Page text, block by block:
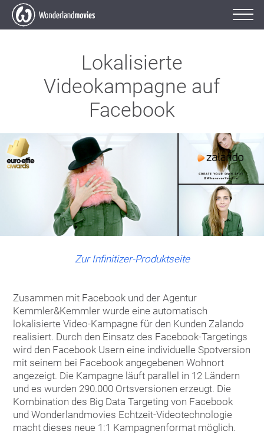
Lokalisierte
Videokampagne auf
Facebook
Zur Infinitizer-Produktseite
Zusammen mit Facebook und der Agentur
Kemmler&Kemmler wurde eine automatisch
lokalisierte Video-Kampagne für den Kunden Zalando
realisiert. Durch den Einsatz des Facebook-Targetings
wird den Facebook Usern eine individuelle Spotversion
mit seinem bei Facebook angegebenen Wohnort
angezeigt. Die Kampagne läuft parallel in 12 Ländern
und es wurden 290.000 Ortsversionen erzeugt. Die
Kombination des Big Data Targeting von Facebook
und Wonderlandmovies Echtzeit-Videotechnologie
macht dieses neue 1:1 Kampagnenformat möglich.